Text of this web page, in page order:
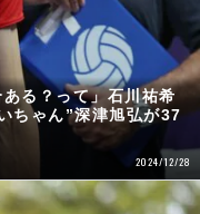
る？って」石川祐希
ちゃん”深津旭弘が37
2024/12/28